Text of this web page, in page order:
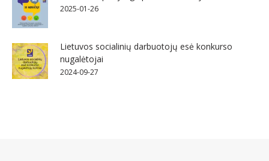
2025-01-26
Lietuvos socialinių darbuotojų esė konkurso
nugalėtojai
2024-09-27